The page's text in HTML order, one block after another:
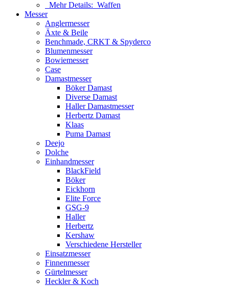
Mehr Details: Waffen
Messer
Anglermesser
Äxte & Beile
Benchmade, CRKT & Spyderco
Blumenmesser
Bowiemesser
Case
Damastmesser
Böker Damast
Diverse Damast
Haller Damastmesser
Herbertz Damast
Klaas
Puma Damast
Deejo
Dolche
Einhandmesser
BlackField
Böker
Eickhorn
Elite Force
GSG-9
Haller
Herbertz
Kershaw
Verschiedene Hersteller
Einsatzmesser
Finnenmesser
Gürtelmesser
Heckler & Koch